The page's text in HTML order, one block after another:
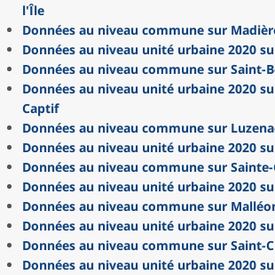
l'Île
Données au niveau commune sur
Données au niveau unité urbaine 2020
Données au niveau commune sur Saint-
Données au niveau unité urbaine 2020
Captif
Données au niveau commune sur
Données au niveau unité urbaine 2020
Données au niveau commune sur
Données au niveau unité urbaine 2020
Données au niveau commune sur
Données au niveau unité urbaine 2020
Données au niveau commune sur Saint-
Données au niveau unité urbaine 2020